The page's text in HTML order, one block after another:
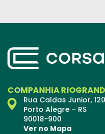
COMPANHIA
Rua Caldas Junior,
Porto Alegre – RS
90018-900
Ver no Mapa